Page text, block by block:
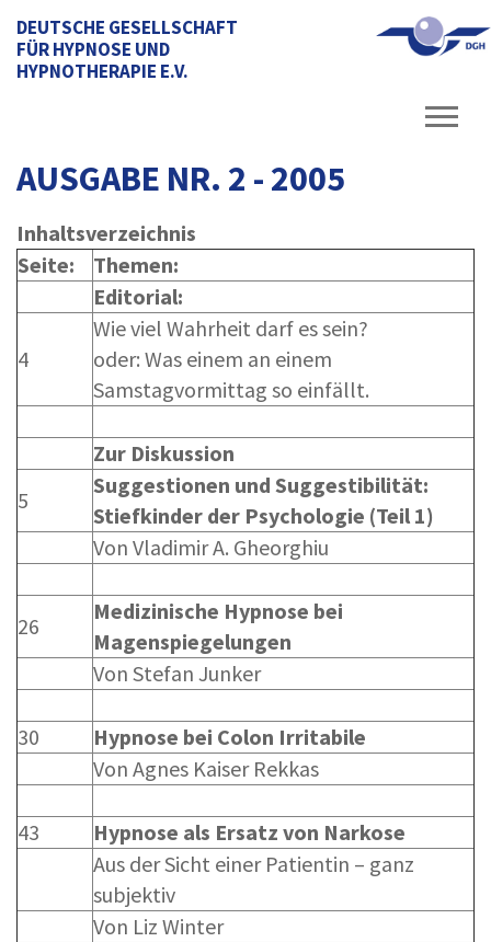
DEUTSCHE GESELLSCHAFT
FÜR HYPNOSE UND
HYPNOTHERAPIE E.V.
AUSGABE NR. 2 - 2005
Inhaltsverzeichnis
Seite:
Themen:
Editorial:
4
Wie viel Wahrheit darf es sein?
oder: Was einem an einem
Samstagvormittag so einfällt.
Zur Diskussion
5
Suggestionen und Suggestibilität:
Stiefkinder der Psychologie (Teil 1)
Von Vladimir A. Gheorghiu
26
Medizinische Hypnose bei
Magenspiegelungen
Von Stefan Junker
30
Hypnose bei Colon Irritabile
Von Agnes Kaiser Rekkas
43
Hypnose als Ersatz von Narkose
Aus der Sicht einer Patientin – ganz
subjektiv
Von Liz Winter